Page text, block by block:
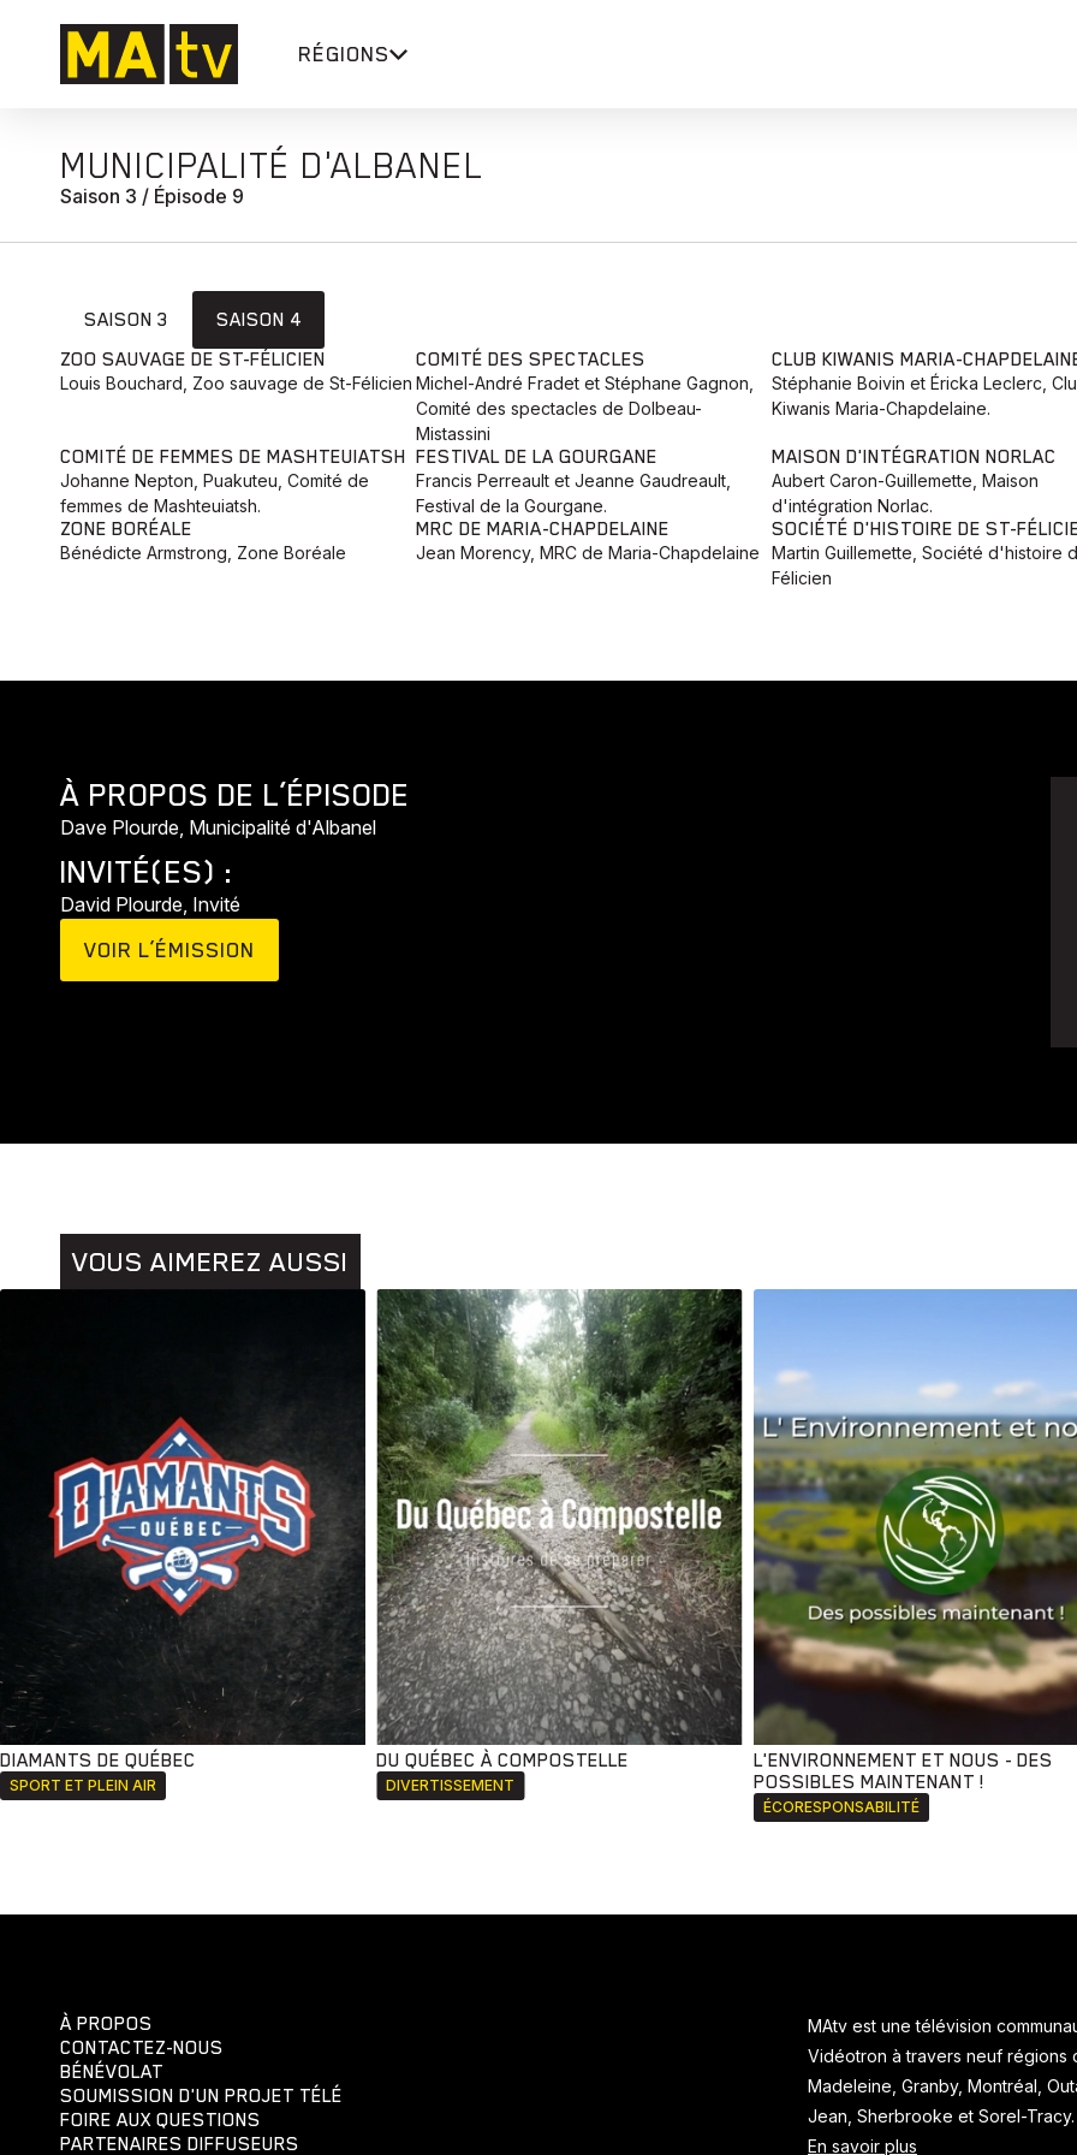
RÉGIONS
MUNICIPALITÉ D'ALBANEL
Saison 3 / Épisode 9
SAISON 3
SAISON 4
ZOO SAUVAGE DE ST-FÉLICIEN
Louis Bouchard, Zoo sauvage de St-Félicien
COMITÉ DES SPECTACLES
Michel-André Fradet et Stéphane Gagnon,
Comité des spectacles de Dolbeau-
Mistassini
CLUB KIWANIS MARIA-
Stéphanie Boivin et Éricka Leclerc,
Kiwanis Maria-Chapdelaine.
COMITÉ DE FEMMES DE MASHTEUIATSH
Johanne Nepton, Puakuteu, Comité de
femmes de Mashteuiatsh.
FESTIVAL DE LA GOURGANE
Francis Perreault et Jeanne Gaudreault,
Festival de la Gourgane.
MAISON D'INTÉGRATION NORLAC
Aubert Caron-Guillemette, Maison
d'intégration Norlac.
ZONE BORÉALE
Bénédicte Armstrong, Zone Boréale
MRC DE MARIA-CHAPDELAINE
Jean Morency, MRC de Maria-Chapdelaine
SOCIÉTÉ D'HISTOIRE DE ST-
Martin Guillemette, Société d'histoire
Félicien
À PROPOS DE L’ÉPISODE
Dave Plourde, Municipalité d'Albanel
INVITÉ(ES) :
David Plourde, Invité
VOIR L’ÉMISSION
VOUS AIMEREZ AUSSI
DIAMANTS DE QUÉBEC
SPORT ET PLEIN AIR
DU QUÉBEC À COMPOSTELLE
DIVERTISSEMENT
L'ENVIRONNEMENT ET NOUS - DES
POSSIBLES MAINTENANT !
ÉCORESPONSABILITÉ
À PROPOS
CONTACTEZ-NOUS
BÉNÉVOLAT
SOUMISSION D'UN PROJET TÉLÉ
FOIRE AUX QUESTIONS
PARTENAIRES DIFFUSEURS
MAtv est une télévision
Vidéotron à travers neuf régions
Madeleine, Granby, Montréal,
Jean, Sherbrooke et Sorel-
En savoir plus